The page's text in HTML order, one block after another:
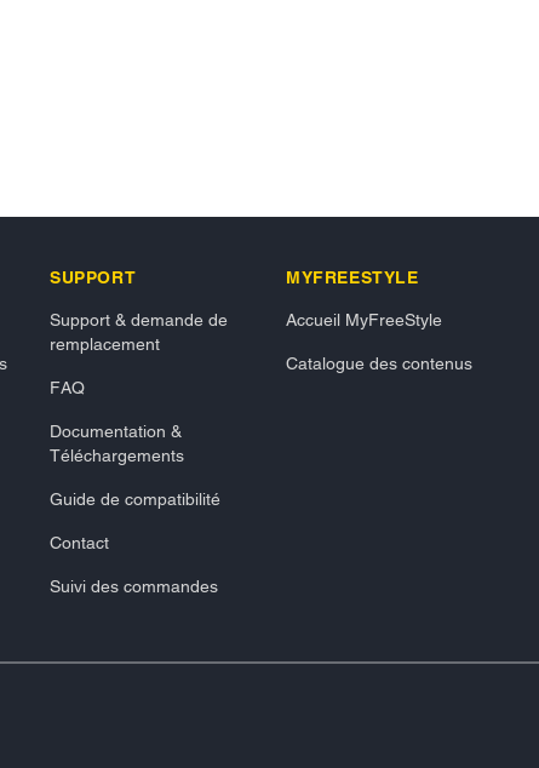
SUPPORT
Support & demande de
remplacement
FAQ
Documentation &
Téléchargements
Guide de compatibilité
Contact
Suivi des commandes
MYFREESTYLE
Accueil MyFreeStyle
Catalogue des contenus